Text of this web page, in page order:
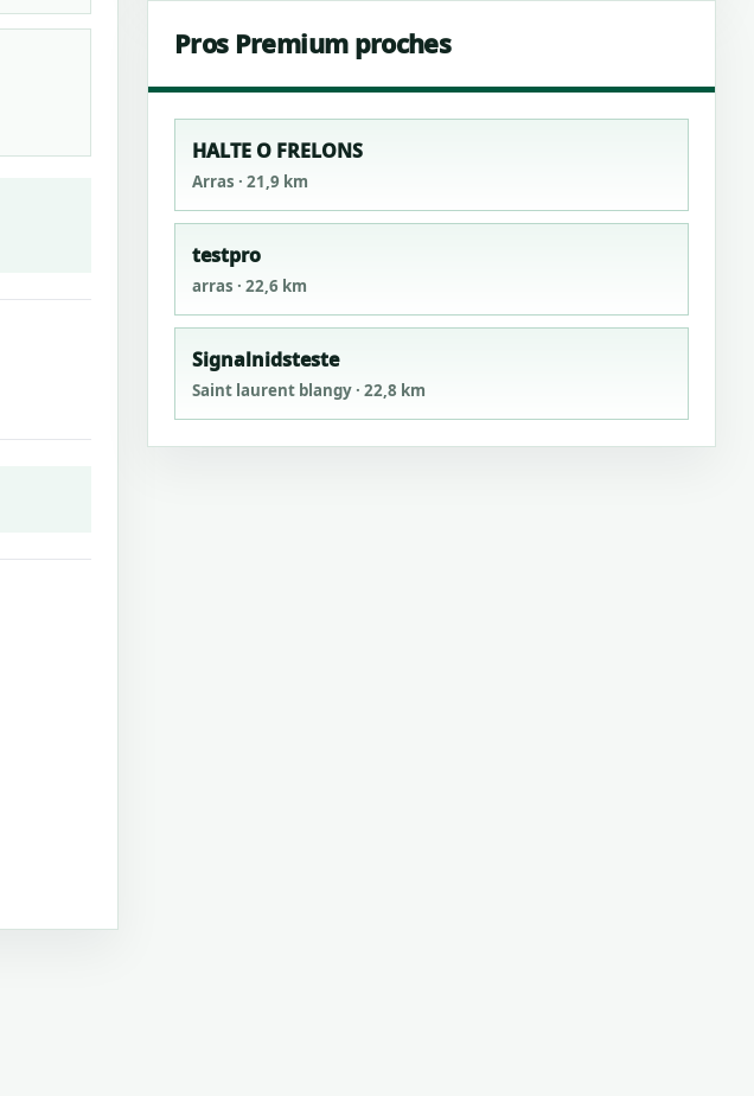
Pros Premium proches
HALTE O FRELONS
Arras · 21,9 km
testpro
arras · 22,6 km
Signalnidsteste
Saint laurent blangy · 22,8 km